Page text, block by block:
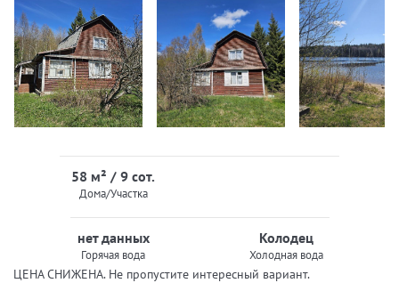
58 м² / 9 сот.
Дома/Участка
нет данных
Горячая вода
Колодец
Холодная вода
ЦЕНА СНИЖЕНА. Не пропустите интересный вариант.